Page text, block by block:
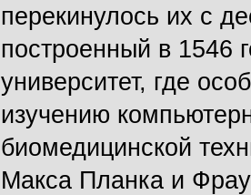
перекинулось их с
построенный в 1546
университет, где
изучению
биомедицинской
Макса Планка и